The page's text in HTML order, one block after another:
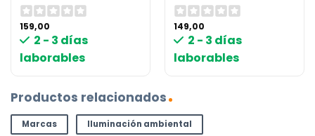
159,00
2 - 3 días
laborables
149,00
2 - 3 días
laborables
Productos relacionados
Marcas Iluminación ambiental